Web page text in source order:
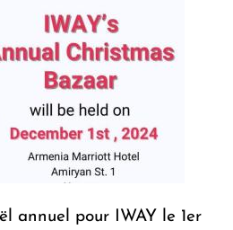
annuel pour IWAY le 1er